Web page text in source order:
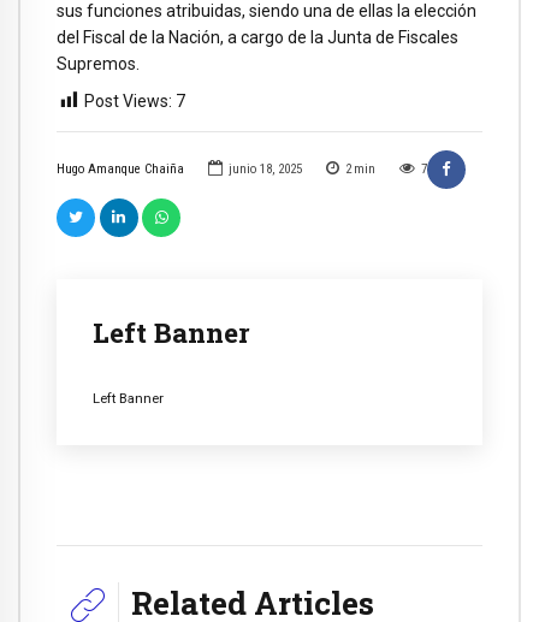
Hugo Amanque Chaiña junio 18, 2025 2 min 7
Left Banner
Left Banner
sus funciones atribuidas, siendo una de ellas la elección
del Fiscal de la Nación, a cargo de la Junta de Fiscales
Supremos.
Post Views: 7
Related Articles